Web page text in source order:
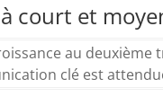
court et
au
clé est